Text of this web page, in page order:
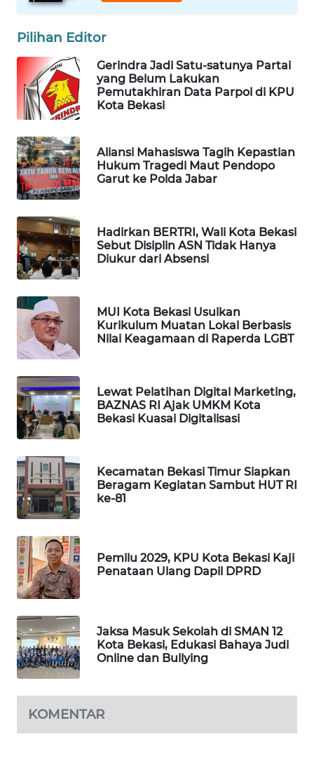
Pilihan Editor
Gerindra Jadi Satu-satunya Partai
yang Belum Lakukan
Pemutakhiran Data Parpol di KPU
Kota Bekasi
Aliansi Mahasiswa Tagih Kepastian
Hukum Tragedi Maut Pendopo
Garut ke Polda Jabar
Hadirkan BERTRI, Wali Kota Bekasi
Sebut Disiplin ASN Tidak Hanya
Diukur dari Absensi
MUI Kota Bekasi Usulkan
Kurikulum Muatan Lokal Berbasis
Nilai Keagamaan di Raperda LGBT
Lewat Pelatihan Digital Marketing,
BAZNAS RI Ajak UMKM Kota
Bekasi Kuasai Digitalisasi
Kecamatan Bekasi Timur Siapkan
Beragam Kegiatan Sambut HUT RI
ke-81
Pemilu 2029, KPU Kota Bekasi Kaji
Penataan Ulang Dapil DPRD
Jaksa Masuk Sekolah di SMAN 12
Kota Bekasi, Edukasi Bahaya Judi
Online dan Bullying
KOMENTAR
PORTAL
FORWAMKI
ALPERKLINAS
FORJASIDA
TAMBANG
SITUNGIR
NEWS
SIDIKALANG
NEWS
SIBARAGAS
METRO
SIANTAR
NEWS
METRO
MEDAN
NEWS
METRO
JAKARTA
NEWS
KRT
NEWS
KARING
NEWS
JURNAL
MARITIM